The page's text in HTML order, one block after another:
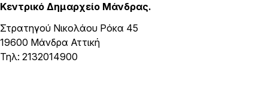
Κεντρικό Δημαρχείο Μάνδρας.
Στρατηγού Νικολάου Ρόκα 45
19600 Μάνδρα Αττική
Τηλ: 2132014900